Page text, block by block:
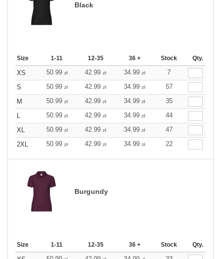
Black
Size 1-11 12-35 36 + Stock Qty.
XS 50.99 zł 42.99 zł 34.99 zł
7
S
50.99 zł 42.99 zł 34.99 zł
57
M
50.99 zł 42.99 zł 34.99 zł
35
L
50.99 zł 42.99 zł 34.99 zł
44
XL
50.99 zł 42.99 zł 34.99 zł
47
2XL
50.99 zł 42.99 zł 34.99 zł 22
Burgundy
Size 1-11 12-35 36 + Stock Qty.